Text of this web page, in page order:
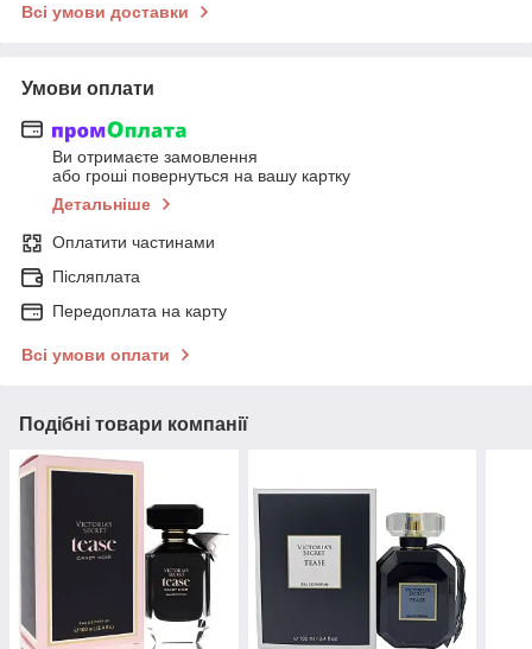
Всі умови доставки
Умови оплати
Ви отримаєте замовлення
або гроші повернуться на вашу картку
Детальніше
Оплатити частинами
Післяплата
Передоплата на карту
Всі умови оплати
Подібні товари компанії